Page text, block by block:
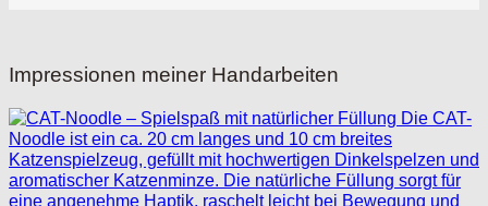
Impressionen meiner Handarbeiten